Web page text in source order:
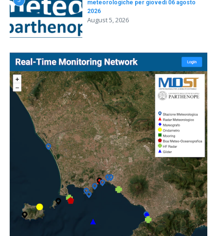
meteorologiche per giovedì 06 agosto
2026
August 5, 2026